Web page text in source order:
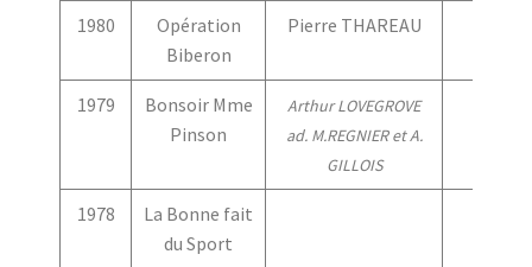
1980
Opération
Biberon
Pierre THAREAU
1979
Bonsoir Mme
Pinson
Arthur LOVEGROVE
ad. M.REGNIER et A.
GILLOIS
1978
La Bonne fait
du Sport